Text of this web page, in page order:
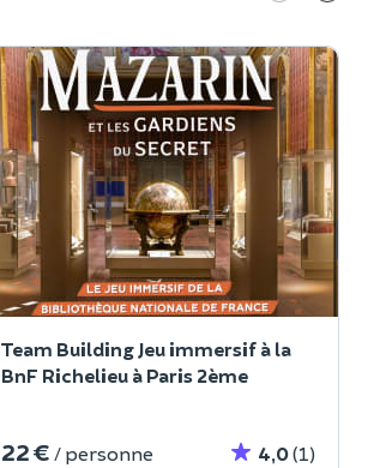
Team Building Jeu immersif à la
BnF Richelieu à Paris 2ème
22 € / personne 4,0(1)